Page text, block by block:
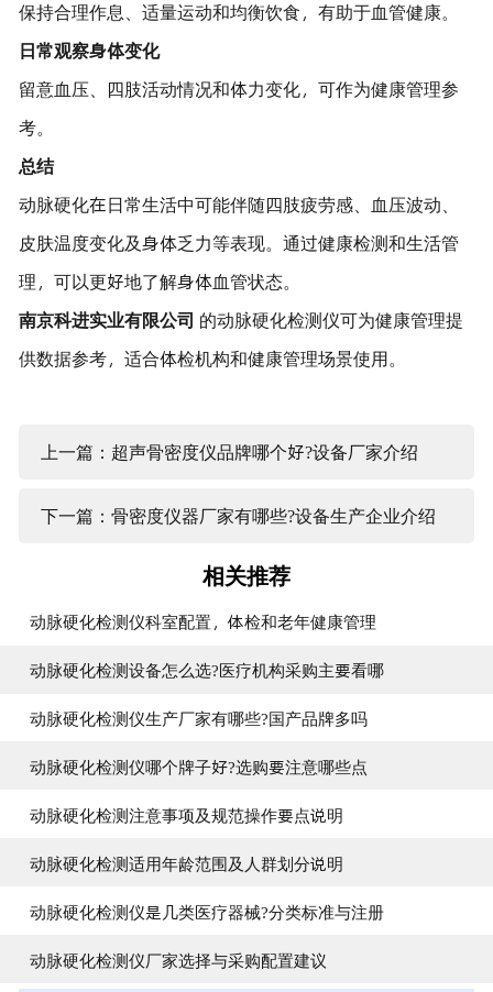
保持合理作息、适量运动和均衡饮食，有助于血管健康。
日常观察身体变化
留意血压、四肢活动情况和体力变化，可作为健康管理参
考。
总结
动脉硬化在日常生活中可能伴随四肢疲劳感、血压波动、
皮肤温度变化及身体乏力等表现。通过健康检测和生活管
理，可以更好地了解身体血管状态。
南京科进实业有限公司 的动脉硬化检测仪可为健康管理提
供数据参考，适合体检机构和健康管理场景使用。
上一篇：超声骨密度仪品牌哪个好?设备厂家介绍
下一篇：骨密度仪器厂家有哪些?设备生产企业介绍
相关推荐
动脉硬化检测仪科室配置，体检和老年健康管理
动脉硬化检测设备怎么选?医疗机构采购主要看哪
动脉硬化检测仪生产厂家有哪些?国产品牌多吗
动脉硬化检测仪哪个牌子好?选购要注意哪些点
动脉硬化检测注意事项及规范操作要点说明
动脉硬化检测适用年龄范围及人群划分说明
动脉硬化检测仪是几类医疗器械?分类标准与注册
动脉硬化检测仪厂家选择与采购配置建议